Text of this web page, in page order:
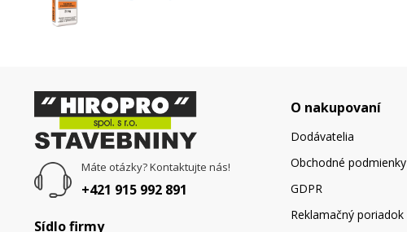
Máte otázky? Kontaktujte nás!
+421 915 992 891
Sídlo firmy
O nakupovaní
Dodávatelia
Obchodné podmienky
GDPR
Reklamačný poriadok